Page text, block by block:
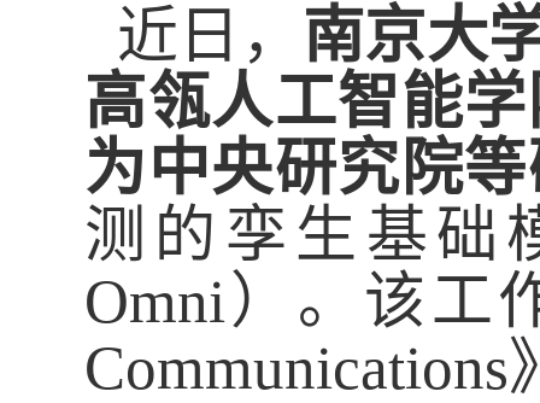
近日， 南京大
高瓴人工智能
为中央研究院
测的孪生基础
Omni）。该工
Communications